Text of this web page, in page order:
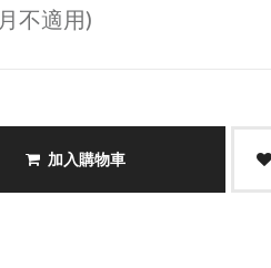
不適用)
加入購物車